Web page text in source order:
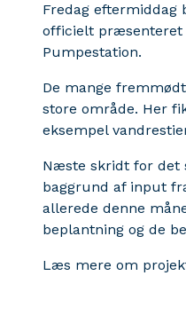
Fredag eftermiddag
officielt præsenteret
Pumpestation.
De mange
store område. Her
eksempel
Næste skridt for det
baggrund af input
allerede denne
beplantning og de
Læs mere om